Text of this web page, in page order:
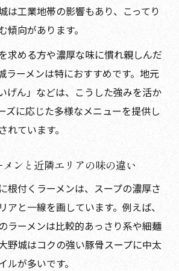
は工業地帯の影響もあり、こってり
傾向があります。
求める方や濃厚な味に慣れ親しんだ
ラーメンは特におすすめです。地元
げん」などは、こうした強みを活か
ズに応じた多様なメニューを提供し
れています。
ンと近隣エリアの味の違い
根付くラーメンは、スープの濃厚さ
アと一線を画しています。例えば、
ラーメンは比較的あっさり系や細麺
野城はコクの強い豚骨スープに中太
が多いです。